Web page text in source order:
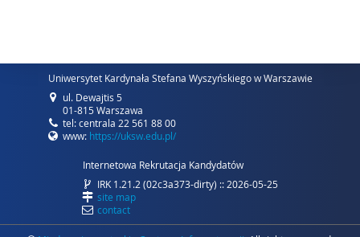
Uniwersytet Kardynała Stefana Wyszyńskiego w Warszawie
ul. Dewajtis 5
01-815 Warszawa
tel: centrala 22 561 88 00
www: https://uksw.edu.pl/
Internetowa Rekrutacja Kandydatów
IRK 1.21.2 (02c3a373-dirty) :: 2026-05-25
site map
contact